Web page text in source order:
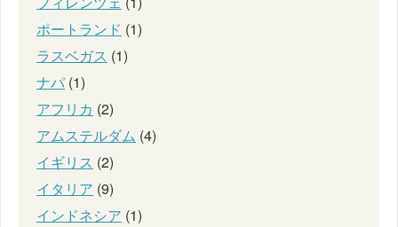
ポートランド (1)
ラスベガス (1)
ナパ (1)
アフリカ (2)
アムステルダム (4)
イギリス (2)
イタリア (9)
インドネシア (1)